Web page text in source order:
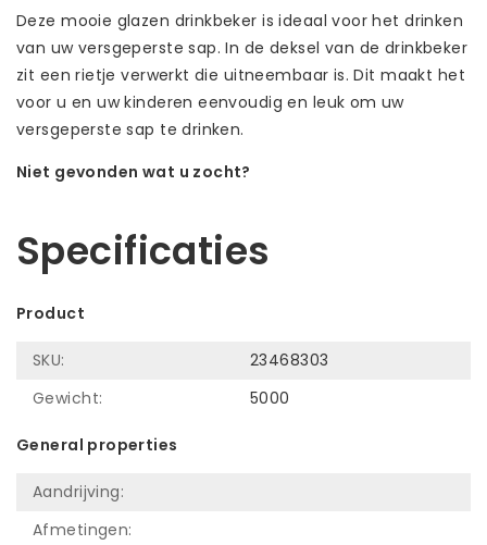
Deze mooie glazen drinkbeker is ideaal voor het drinken
van uw versgeperste sap. In de deksel van de drinkbeker
zit een rietje verwerkt die uitneembaar is. Dit maakt het
voor u en uw kinderen eenvoudig en leuk om uw
versgeperste sap te drinken.
Niet gevonden wat u zocht?
Specificaties
Product
SKU:
23468303
Gewicht:
5000
General properties
Aandrijving:
Afmetingen: